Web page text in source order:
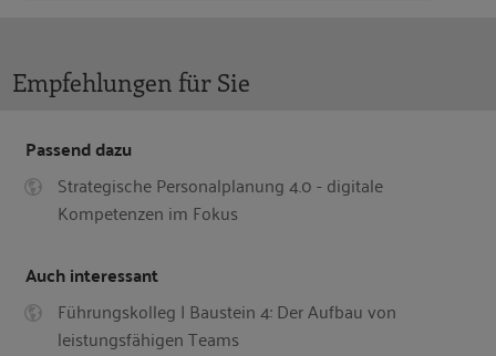
Empfehlungen für Sie
Passend dazu
Strategische Personalplanung 4.0 - digitale
Kompetenzen im Fokus
Auch interessant
Führungskolleg | Baustein 4: Der Aufbau von
leistungsfähigen Teams